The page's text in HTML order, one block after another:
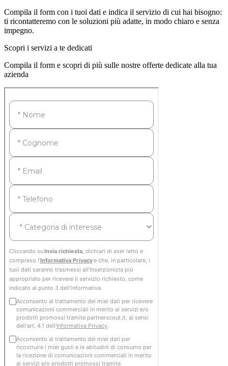
Compila il form con i tuoi dati e indica il servizio di cui hai bisogno:
ti ricontatteremo con le soluzioni più adatte, in modo chiaro e senza
impegno.
Scopri i servizi a te dedicati
Compila il form e scopri di più sulle nostre offerte dedicate alla tua
azienda